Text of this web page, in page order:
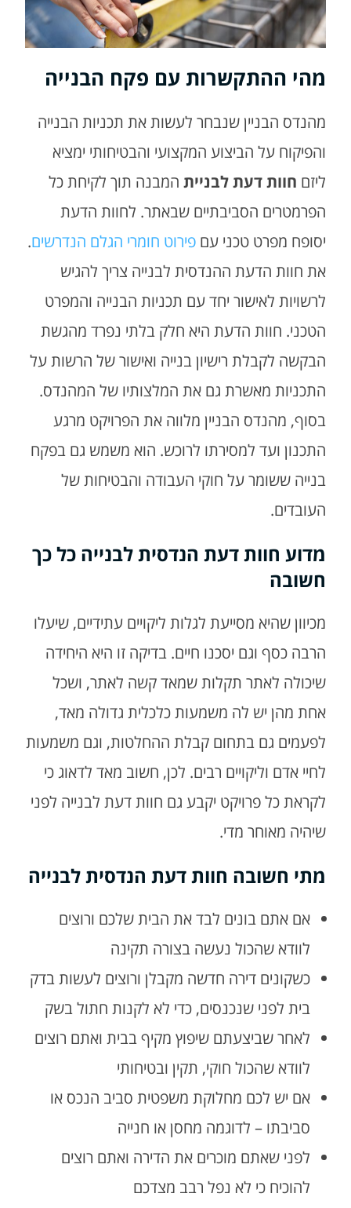
מהי ההתקשרות עם פקח הבנייה
מהנדס הבניין שנבחר לעשות את תכניות הבנייה
והפיקוח על הביצוע המקצועי והבטיחותי ימציא
ליזם חוות דעת לבניית המבנה תוך לקיחת כל
הפרמטרים הסביבתיים שבאתר. לחוות הדעת
יסופח מפרט טכני עםפירוט חומרי הגלם הנדרשים.
את חוות הדעת ההנדסית לבנייה צריך להגיש
לרשויות לאישור יחד עם תכניות הבנייה והמפרט
הטכני. חוות הדעת היא חלק בלתי נפרד מהגשת
הבקשה לקבלת רישיון בנייה ואישור של הרשות על
התכניות מאשרת גם את המלצותיו של המהנדס.
בסוף, מהנדס הבניין מלווה את הפרויקט מרגע
התכנון ועד למסירתו לרוכש. הוא משמש גם בפקח
בנייה ששומר על חוקי העבודה והבטיחות של
העובדים.
מדוע חוות דעת הנדסית לבנייה כל כך
חשובה
מכיוון שהיא מסייעת לגלות ליקויים עתידיים, שיעלו
הרבה כסף וגם יסכנו חיים. בדיקה זו היא היחידה
שיכולה לאתר תקלות שמאד קשה לאתר, ושכל
אחת מהן יש לה משמעות כלכלית גדולה מאד,
לפעמים גם בתחום קבלת ההחלטות, וגם משמעות
לחיי אדם וליקויים רבים. לכן, חשוב מאד לדאוג כי
לקראת כל פרויקט יקבע גם חוות דעת לבנייה לפני
שיהיה מאוחר מדי.
מתי חשובה חוות דעת הנדסית לבנייה
אם אתם בונים לבד את הבית שלכם ורוצים
לוודא שהכול נעשה בצורה תקינה
כשקונים דירה חדשה מקבלן ורוצים לעשות בדק
בית לפני שנכנסים, כדי לא לקנות חתול בשק
לאחר שביצעתם שיפוץ מקיף בבית ואתם רוצים
לוודא שהכול חוקי, תקין ובטיחותי
אם יש לכם מחלוקת משפטית סביב הנכס או
סביבתו – לדוגמה מחסן או חנייה
לפני שאתם מוכרים את הדירה ואתם רוצים
להוכיח כי לא נפל רבב מצדכם